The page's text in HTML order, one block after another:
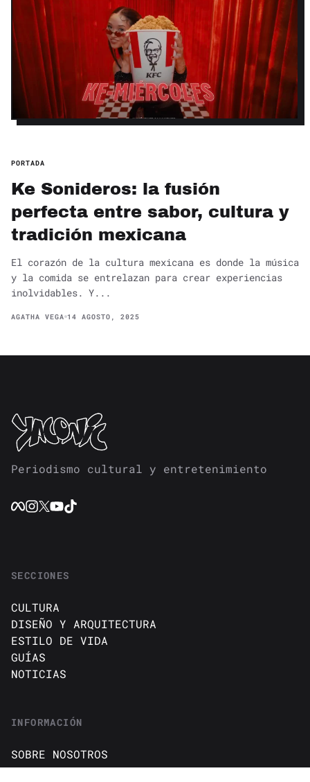
PORTADA
Ke Sonideros: la fusión
perfecta entre sabor, cultura y
tradición mexicana
El corazón de la cultura mexicana es donde la música
y la comida se entrelazan para crear experiencias
inolvidables. Y...
AGATHA VEGA 14 AGOSTO, 2025
Periodismo cultural y entretenimiento
SECCIONES
CULTURA
DISEÑO Y ARQUITECTURA
ESTILO DE VIDA
GUÍAS
NOTICIAS
INFORMACIÓN
SOBRE NOSOTROS
CONTACTO